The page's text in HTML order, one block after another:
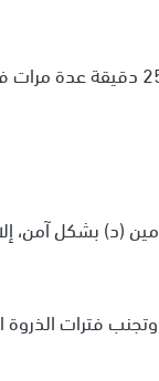
ويُوصى بالتعرض المعتدل للشمس،
(د) بشكل آمن،
فترات